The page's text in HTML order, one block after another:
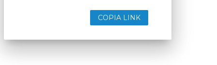
COPIA LINK